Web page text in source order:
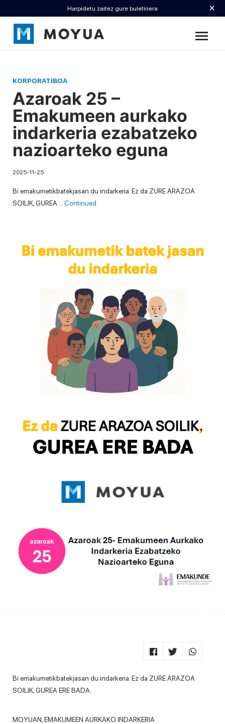
Harpidetu zaitez gure buletinera ×
KORPORATIBOA
Azaroak 25 –
Emakumeen aurkako
indarkeria ezabatzeko
nazioarteko eguna
2025-11-25
Bi emakumetikbatekjasan du indarkeria. Ez da ZURE ARAZOA
SOILIK, GUREA … Continued
Bi emakumetikbatekjasan du indarkeria. Ez da ZURE ARAZOA
SOILIK, GUREA ERE BADA.
MOYUAN, EMAKUMEEN AURKAKO INDARKERIA